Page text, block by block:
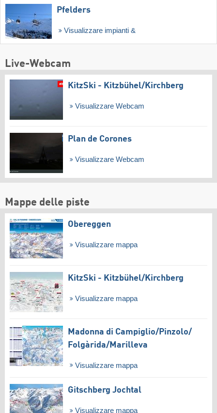
Pfelders
Visualizzare impianti &
Live-Webcam
KitzSki - Kitzbühel/​Kirchberg
Visualizzare Webcam
Plan de Corones
Visualizzare Webcam
Mappe delle piste
Obereggen
Visualizzare mappa
KitzSki - Kitzbühel/​Kirchberg
Visualizzare mappa
Madonna di Campiglio/​Pinzolo/​
Folgàrida/​Marilleva
Visualizzare mappa
Gitschberg Jochtal
Visualizzare mappa